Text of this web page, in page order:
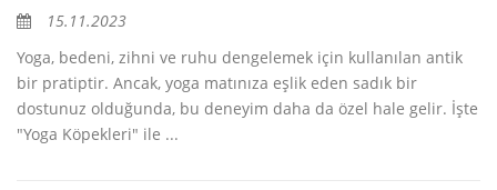
15.11.2023
Yoga, bedeni, zihni ve ruhu dengelemek için kullanılan antik
bir pratiptir. Ancak, yoga matınıza eşlik eden sadık bir
dostunuz olduğunda, bu deneyim daha da özel hale gelir. İşte
"Yoga Köpekleri" ile ...